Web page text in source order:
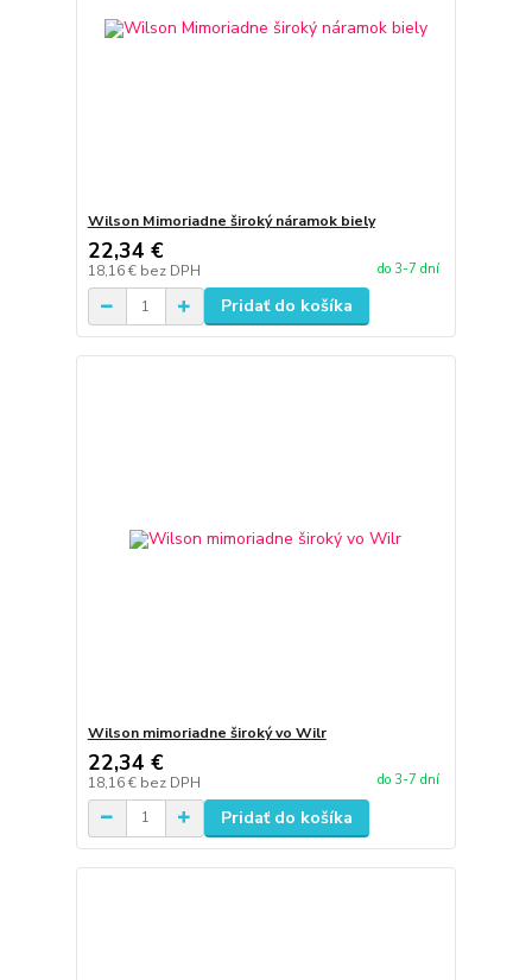
Wilson Mimoriadne široký náramok biely
22,34 €
18,16 € bez DPH do 3-7 dní
Pridať do košíka
Wilson mimoriadne široký vo Wilr
22,34 €
18,16 € bez DPH do 3-7 dní
Pridať do košíka